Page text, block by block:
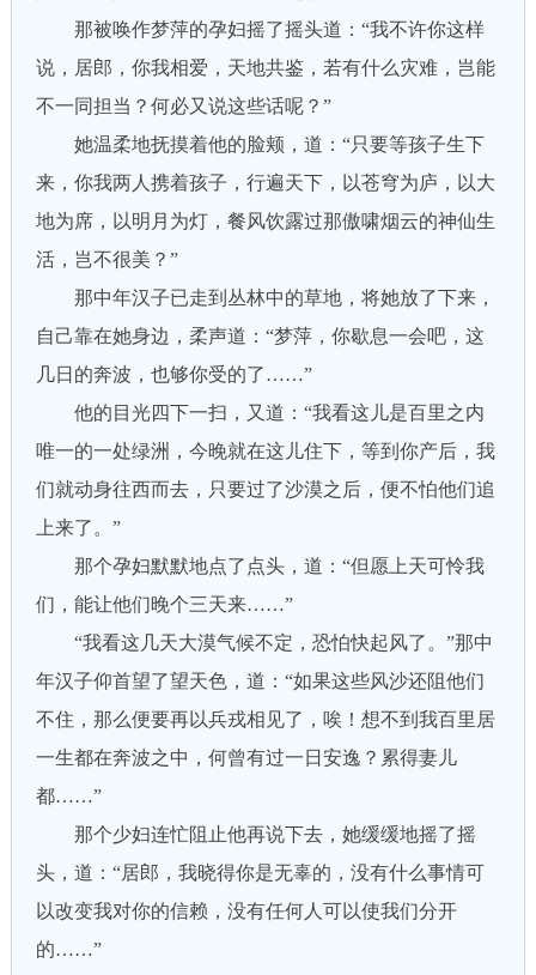
那被唤作梦萍的孕妇摇了摇头道：“我不许你这样
说，居郎，你我相爱，天地共鉴，若有什么灾难，岂能
不一同担当？何必又说这些话呢？”
她温柔地抚摸着他的脸颊，道：“只要等孩子生下
来，你我两人携着孩子，行遍天下，以苍穹为庐，以大
地为席，以明月为灯，餐风饮露过那傲啸烟云的神仙生
活，岂不很美？”
那中年汉子已走到丛林中的草地，将她放了下来，
自己靠在她身边，柔声道：“梦萍，你歇息一会吧，这
几日的奔波，也够你受的了……”
他的目光四下一扫，又道：“我看这儿是百里之内
唯一的一处绿洲，今晚就在这儿住下，等到你产后，我
们就动身往西而去，只要过了沙漠之后，便不怕他们追
上来了。”
那个孕妇默默地点了点头，道：“但愿上天可怜我
们，能让他们晚个三天来……”
“我看这几天大漠气候不定，恐怕快起风了。”那中
年汉子仰首望了望天色，道：“如果这些风沙还阻他们
不住，那么便要再以兵戎相见了，唉！想不到我百里居
一生都在奔波之中，何曾有过一日安逸？累得妻儿
都……”
那个少妇连忙阻止他再说下去，她缓缓地摇了摇
头，道：“居郎，我晓得你是无辜的，没有什么事情可
以改变我对你的信赖，没有任何人可以使我们分开
的……”